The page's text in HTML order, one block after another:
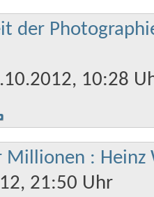
der
10:28
Millionen : Heinz
21:50 Uhr